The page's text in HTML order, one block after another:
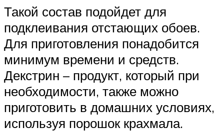
Такой состав подойдет для
подклеивания отстающих обоев.
Для приготовления понадобится
минимум времени и средств.
Декстрин – продукт, который при
необходимости, также можно
приготовить в домашних условиях,
используя порошок крахмала.